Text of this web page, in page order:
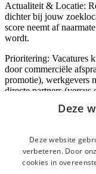
Actualiteit & Locatie:
dichter bij jouw
score neemt af
wordt.
Prioritering: Vacatures
door commerciële
promotie), werkgevers
directe partners (versus
Inloggen als
*
Deze
Deze website
verbeteren. Door
cookies in